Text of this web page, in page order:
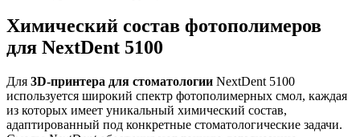
Химический состав фотополимеров
для NextDent 5100
Для 3D-принтера для стоматологии NextDent 5100
используется широкий спектр фотополимерных смол, каждая
из которых имеет уникальный химический состав,
адаптированный под конкретные стоматологические задачи.